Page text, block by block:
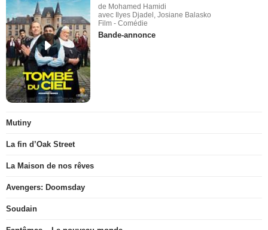
de Mohamed Hamidi
avec Ilyes Djadel, Josiane Balasko
Film - Comédie
Bande-annonce
Mutiny
La fin d’Oak Street
La Maison de nos rêves
Avengers: Doomsday
Soudain